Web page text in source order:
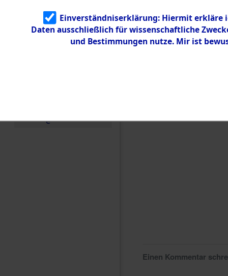
Identifizierun
g
5.3.3
Todesmärsch
e
Einen Kommentar
Einverständniserklärung: Hiermit erkläre
Daten ausschließlich für wissenschaftliche
und Bestimmungen nutze. Mir ist